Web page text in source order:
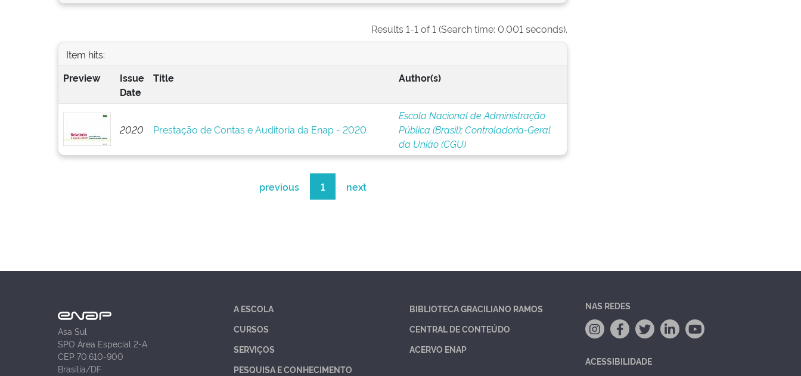
Results 1-1 of 1 (Search time: 0.001 seconds).
Item hits:
Preview
Issue
Date
Title Author(s)
2020 Prestação de Contas e Auditoria da Enap - 2020
Escola Nacional de Administração
Pública (Brasil);Controladoria-Geral
da União (CGU)
previous 1 next
Asa Sul
SPO Área Especial 2-A
CEP 70.610-900
Brasília/DF
A ESCOLA
CURSOS
SERVIÇOS
PESQUISA E CONHECIMENTO
BIBLIOTECA GRACILIANO RAMOS
CENTRAL DE CONTEÚDO
ACERVO ENAP
NAS REDES
ACESSIBILIDADE